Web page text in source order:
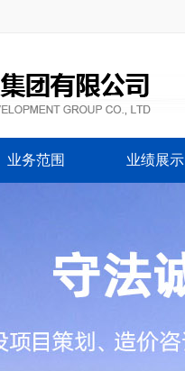
业务范围 业绩展示